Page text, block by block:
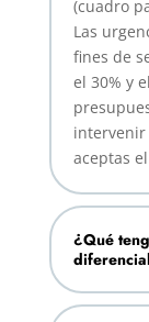
(cuadro
Las
fines de
el 30% y
intervenir
aceptas
¿Qué